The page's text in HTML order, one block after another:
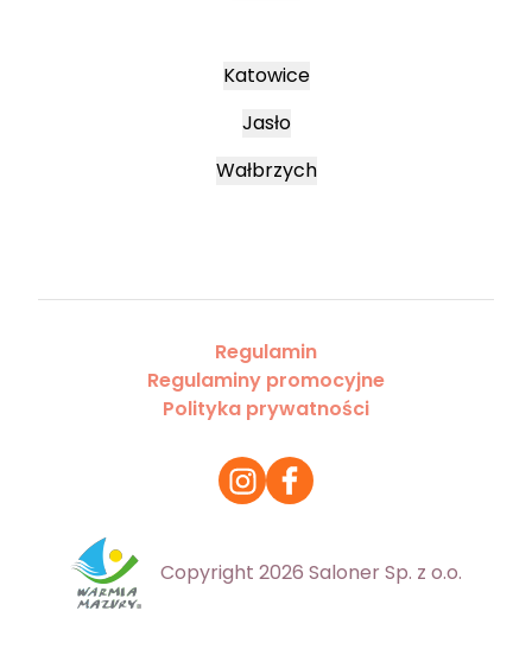
Katowice
Jasło
Wałbrzych
Regulamin
Regulaminy promocyjne
Polityka prywatności
Copyright 2026 Saloner Sp. z o.o.